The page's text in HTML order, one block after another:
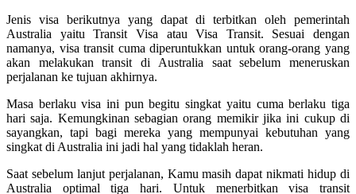
Jenis visa berikutnya yang dapat di terbitkan oleh pemerintah
Australia yaitu Transit Visa atau Visa Transit. Sesuai dengan
namanya, visa transit cuma diperuntukkan untuk orang-orang yang
akan melakukan transit di Australia saat sebelum meneruskan
perjalanan ke tujuan akhirnya.
Masa berlaku visa ini pun begitu singkat yaitu cuma berlaku tiga
hari saja. Kemungkinan sebagian orang memikir jika ini cukup di
sayangkan, tapi bagi mereka yang mempunyai kebutuhan yang
singkat di Australia ini jadi hal yang tidaklah heran.
Saat sebelum lanjut perjalanan, Kamu masih dapat nikmati hidup di
Australia optimal tiga hari. Untuk menerbitkan visa transit